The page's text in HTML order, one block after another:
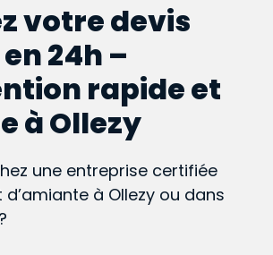
votre devis
24h –
rapide et
à Ollezy
une entreprise certifiée
à Ollezy ou dans